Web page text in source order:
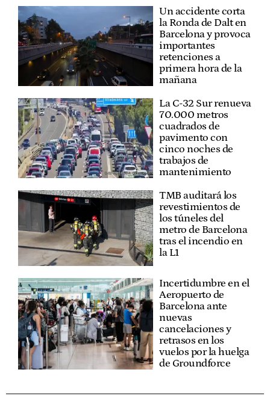
Un accidente corta
la Ronda de Dalt en
Barcelona y provoca
importantes
retenciones a
primera hora de la
mañana
La C-32 Sur renueva
70.000 metros
cuadrados de
pavimento con
cinco noches de
trabajos de
mantenimiento
TMB auditará los
revestimientos de
los túneles del
metro de Barcelona
tras el incendio en
la L1
Incertidumbre en el
Aeropuerto de
Barcelona ante
nuevas
cancelaciones y
retrasos en los
vuelos por la huelga
de Groundforce